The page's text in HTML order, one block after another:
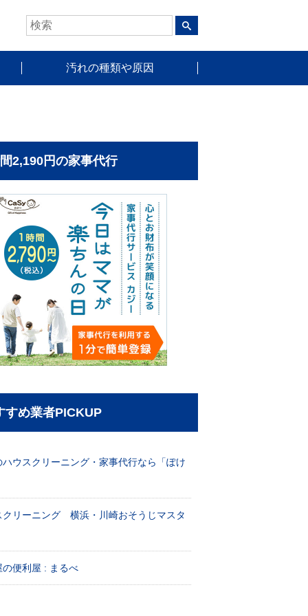
汚れの種類や原因
2,190円の家事代行
すめ業者PICKUP
ハウスクリーニング・家事代行なら「ぽけ
クリーニング 横浜・川崎おそうじマスタ
の便利屋 : まるべ